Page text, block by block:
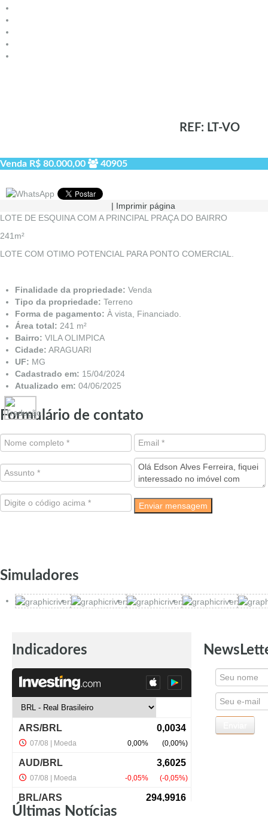
REF: LT-VO
Venda R$ 80.000,00 40905
| Imprimir página
LOTE DE ESQUINA COM A PRINCIPAL PRAÇA DO BAIRRO
241m²
LOTE COM OTIMO POTENCIAL PARA PONTO COMERCIAL.
Finalidade da propriedade: Venda
Tipo da propriedade: Terreno
Forma de pagamento: À vista, Financiado.
Área total: 241 m²
Bairro: VILA OLIMPICA
Cidade: ARAGUARI
UF: MG
Cadastrado em: 15/04/2024
Atualizado em: 04/06/2025
Formulário de contato
Enviar mensagem
Simuladores
Indicadores
Últimas Notícias